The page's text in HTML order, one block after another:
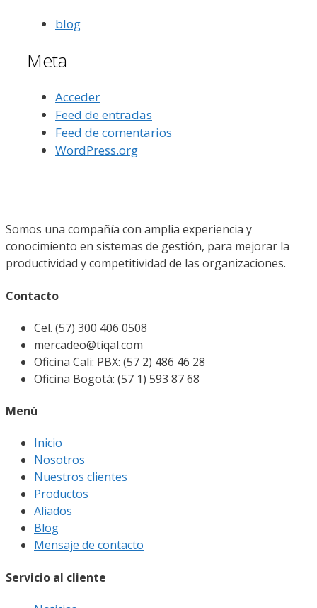
blog
Meta
Acceder
Feed de entradas
Feed de comentarios
WordPress.org
Somos una compañía con amplia experiencia y
conocimiento en sistemas de gestión, para mejorar la
productividad y competitividad de las organizaciones.
Contacto
Cel. (57) 300 406 0508
mercadeo@tiqal.com
Oficina Cali: PBX: (57 2) 486 46 28
Oficina Bogotá: (57 1) 593 87 68
Menú
Inicio
Nosotros
Nuestros clientes
Productos
Aliados
Blog
Mensaje de contacto
Servicio al cliente